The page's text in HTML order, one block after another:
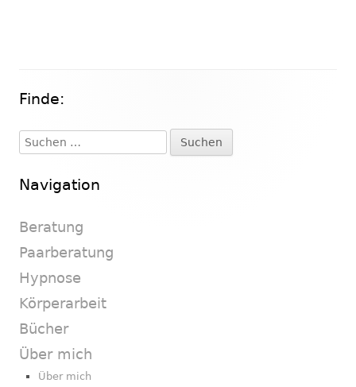
Haupt-
Seitenleiste
Finde:
Suchen
nach:
Navigation
Beratung
Paarberatung
Hypnose
Körperarbeit
Bücher
Über mich
Über mich